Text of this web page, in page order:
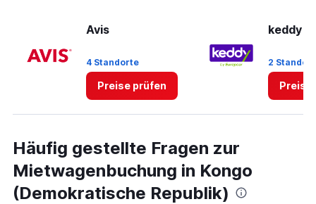
Avis
4 Standorte
Preise prüfen
keddy
2
Preise
Häufig gestellte Fragen zur
Mietwagenbuchung in Kongo
(Demokratische Republik)